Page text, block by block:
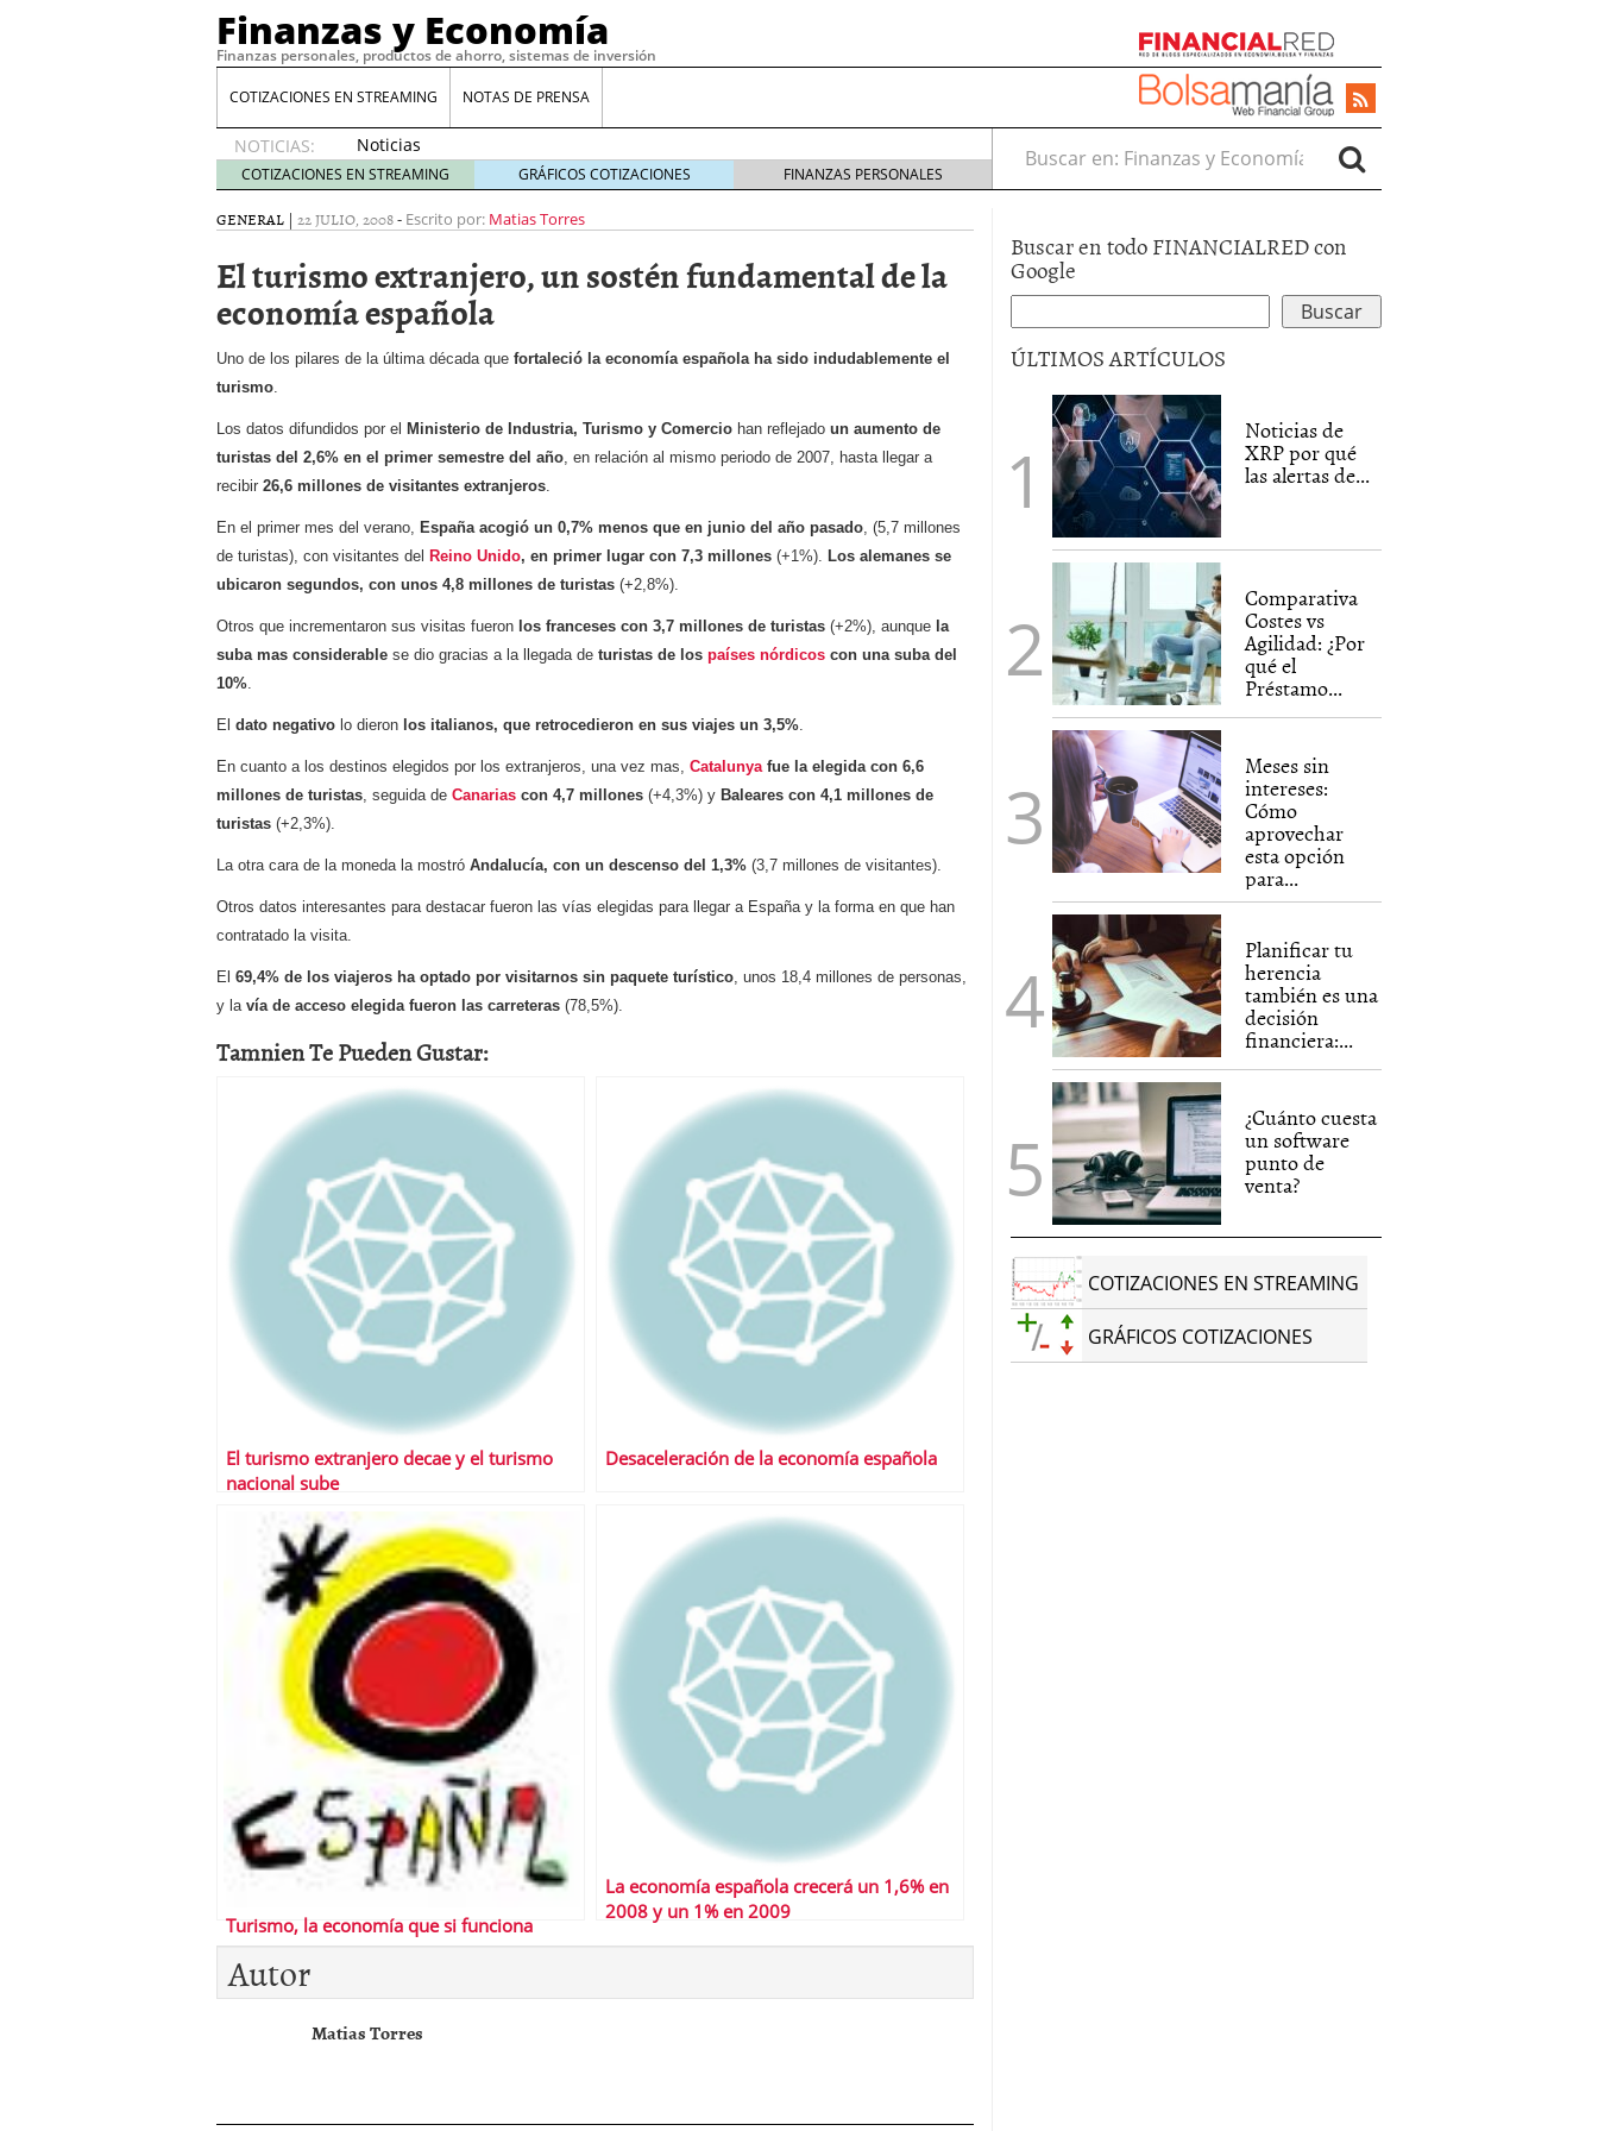
Finanzas y Economía
Finanzas personales, productos de ahorro, sistemas de inversión
COTIZACIONES EN STREAMING NOTAS DE PRENSA
NOTICIAS:
Noticias
de XRP
por qué
las
whales
suelen
llegar
tarde 16
Comparativa Costes vs Agilidad: ¿Por qué el Préstamo Promotor privado
acelera la rentabilidad? 12 de diciembre de 2025
Meses sin intereses: Cómo aprovechar esta opción para gestionar tus
24 de noviembre de 2025
Planificar tu herencia también es una decisión financiera: cómo anticiparte
a los costes 21 de noviembre de 2025
¿Cuánto cuesta un software punto de venta?
3 de octubre de 2025
COTIZACIONES EN STREAMING GRÁFICOS COTIZACIONES FINANZAS PERSONALES
Buscar en:
GENERAL | 22 JULIO, 2008- Escrito por: Matias Torres
El turismo extranjero, un sostén fundamental de la
economía española
Uno de los pilares de la última década que fortaleció la economía española ha sido indudablemente el
turismo.
Los datos difundidos por el Ministerio de Industria, Turismo y Comercio han reflejado un aumento de
turistas del 2,6% en el primer semestre del año, en relación al mismo periodo de 2007, hasta llegar a
recibir 26,6 millones de visitantes extranjeros.
En el primer mes del verano, España acogió un 0,7% menos que en junio del año pasado, (5,7 millones
de turistas), con visitantes del Reino Unido, en primer lugar con 7,3 millones (+1%). Los alemanes se
ubicaron segundos, con unos 4,8 millones de turistas (+2,8%).
Otros que incrementaron sus visitas fueron los franceses con 3,7 millones de turistas (+2%), aunque la
suba mas considerable se dio gracias a la llegada de turistas de los países nórdicos con una suba del
10%.
El dato negativo lo dieron los italianos, que retrocedieron en sus viajes un 3,5%.
En cuanto a los destinos elegidos por los extranjeros, una vez mas, Catalunyafue la elegida con 6,6
millones de turistas, seguida de Canarias con 4,7 millones (+4,3%) y Baleares con 4,1 millones de
turistas (+2,3%).
La otra cara de la moneda la mostró Andalucía, con un descenso del 1,3% (3,7 millones de visitantes).
Otros datos interesantes para destacar fueron las vías elegidas para llegar a España y la forma en que han
contratado la visita.
El 69,4% de los viajeros ha optado por visitarnos sin paquete turístico, unos 18,4 millones de personas,
y la vía de acceso elegida fueron las carreteras (78,5%).
Tamnien Te Pueden Gustar:
El turismo extranjero decae y el turismo
nacional sube
Desaceleración de la economía española
Turismo, la economía que si funciona
La economía española crecerá un 1,6% en
2008 y un 1% en 2009
Autor
Matias Torres
Buscar en todo FINANCIALRED con
Google
ÚLTIMOS ARTÍCULOS
Noticias de
XRP por qué
las alertas de...
Comparativa
Costes vs
Agilidad: ¿Por
qué el
Préstamo...
Meses sin
intereses:
Cómo
aprovechar
esta opción
para...
Planificar tu
herencia
también es una
decisión
financiera:...
¿Cuánto cuesta
un software
punto de
venta?
COTIZACIONES EN STREAMING
GRÁFICOS COTIZACIONES